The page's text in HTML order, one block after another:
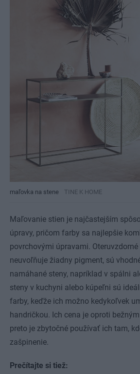
maľovka na stene TINE K HOME
Maľovanie stien je najčastejším
úpravy, pričom farby sa najlepšie
povrchovými úpravami.
neuvoľňuje žiadny pigment, sú
namáhané steny, napríklad v spálni
steny v kuchyni alebo kúpeľni sú
farby, keďže ich možno kedykoľvek
handričkou. Ich cena je oproti
preto je zbytočné používať ich tam,
zašpinenie.
Prečítajte si tiež: